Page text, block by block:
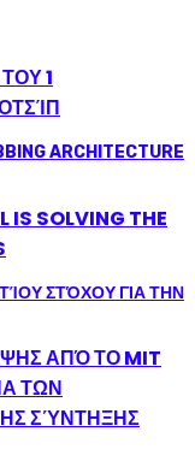
1
IS SOLVING THE
ΑΠΌ ΤΟ MIT
ΤΩΝ
ΣΎΝΤΗΞΗΣ